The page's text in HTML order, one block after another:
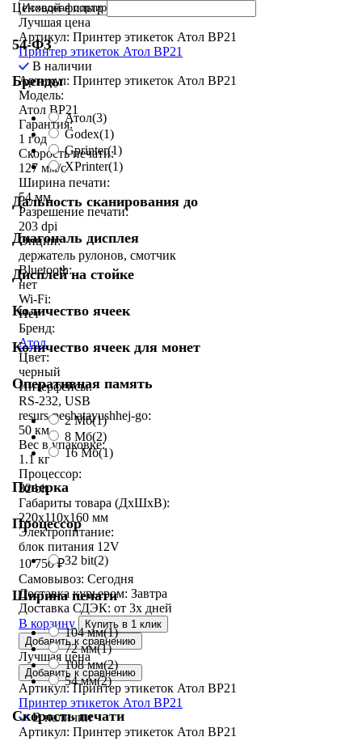
Ценовой фильтр
54-ФЗ
Бренды
Атол(3)
Godex(1)
Gprinter(1)
XPrinter(1)
Дальность сканирования до
Диагональ дисплея
Дисплей на стойке
Количество ячеек
Количество ячеек для монет
Оперативная память
2 Мб(1)
8 Мб(2)
16 Мб(1)
Поверка
Процессор
32 bit(2)
Ширина печати
104 мм(1)
72 мм(1)
108 мм(2)
54 мм(2)
Скорость печати
Лучшая цена
Артикул: Принтер этикеток Атол BP21
Принтер этикеток Атол BP21
В наличии
Артикул: Принтер этикеток Атол BP21
Модель:
Атол BP21
Гарантия:
1 год
Скорость печати:
127 мм/с
Ширина печати:
54 мм
Разрешение печати:
203 dpi
Опции:
держатель рулонов, смотчик
Bluetooth:
нет
Wi-Fi:
Нет
Бренд:
Атол
Цвет:
черный
Интерфейсы:
RS-232, USB
resurs-pechatayushhej-go:
50 км
Вес в упаковке:
1.1 кг
Процессор:
32 bit
Габариты товара (ДxШxВ):
220x110x160 мм
Электропитание:
блок питания 12V
10 750₽
Самовывоз: Сегодня
Доставка курьером: Завтра
Доставка СДЭК: от 3х дней
В корзину
Купить в 1 клик
Добавить к сравнению
Лучшая цена
Добавить к сравнению
Артикул: Принтер этикеток Атол BP21
Принтер этикеток Атол BP21
В наличии
Артикул: Принтер этикеток Атол BP21